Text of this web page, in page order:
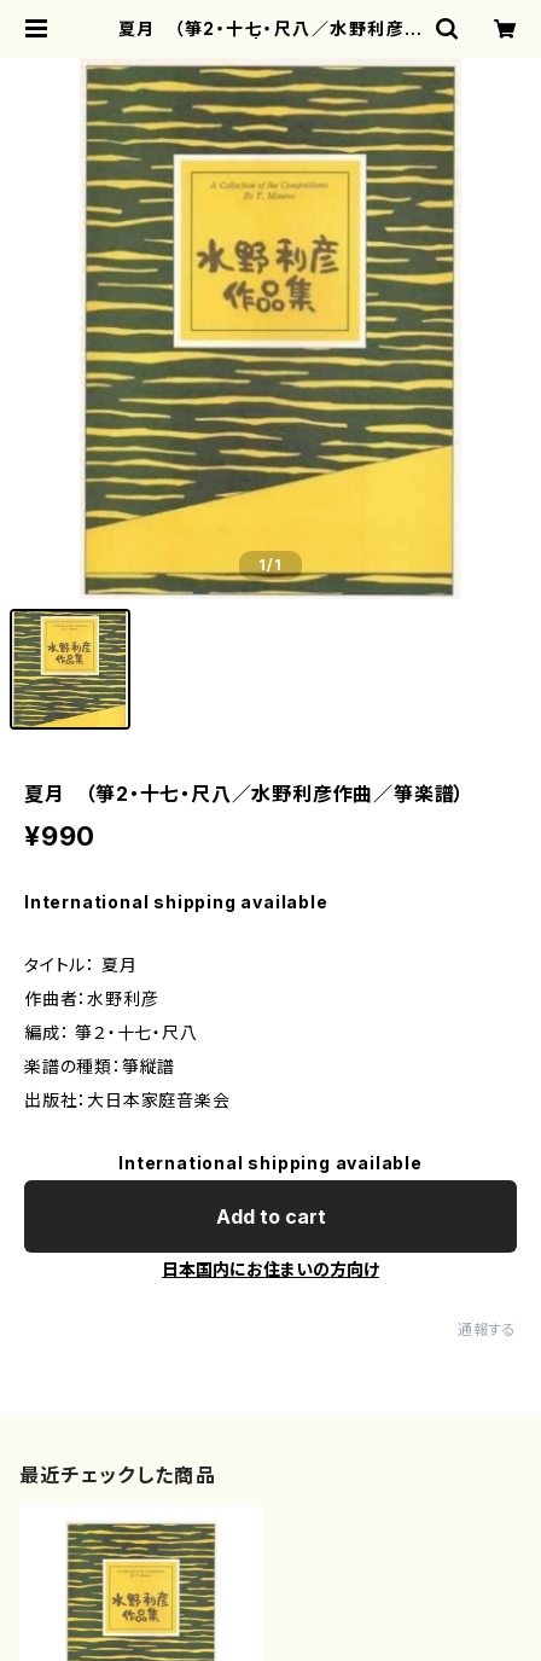
夏月 （箏2・十七・尺八／水野利彦作
1/1
夏月 （箏2・十七・尺八／水野利彦作曲／箏楽譜）
¥990
International shipping available
タイトル： 夏月
作曲者：水野利彦
編成： 箏２・十七・尺八
楽譜の種類：箏縦譜
出版社：大日本家庭音楽会
International shipping available
Add to cart
日本国内にお住まいの方向け
通報する
最近チェックした商品